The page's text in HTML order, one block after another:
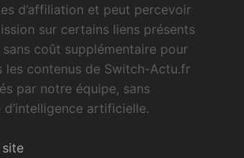
d’affiliation et peut percevoir
sur certains liens présents
sans coût supplémentaire pour
les contenus de Switch-Actu.fr
par notre équipe, sans
d’intelligence artificielle.